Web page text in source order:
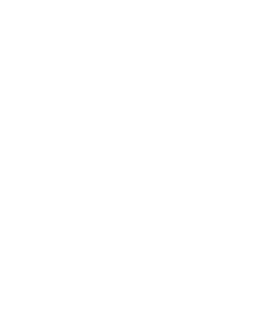
流なんですよね